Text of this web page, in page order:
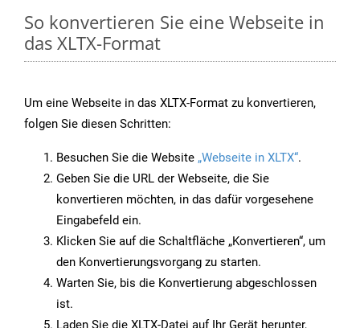
So konvertieren Sie eine Webseite in
das XLTX-Format
Um eine Webseite in das XLTX-Format zu konvertieren,
folgen Sie diesen Schritten:
Besuchen Sie die Website „Webseite in XLTX“.
Geben Sie die URL der Webseite, die Sie
konvertieren möchten, in das dafür vorgesehene
Eingabefeld ein.
Klicken Sie auf die Schaltfläche „Konvertieren“, um
den Konvertierungsvorgang zu starten.
Warten Sie, bis die Konvertierung abgeschlossen
ist.
Laden Sie die XLTX-Datei auf Ihr Gerät herunter,